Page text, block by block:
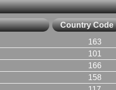
Country Code
163
101
166
158